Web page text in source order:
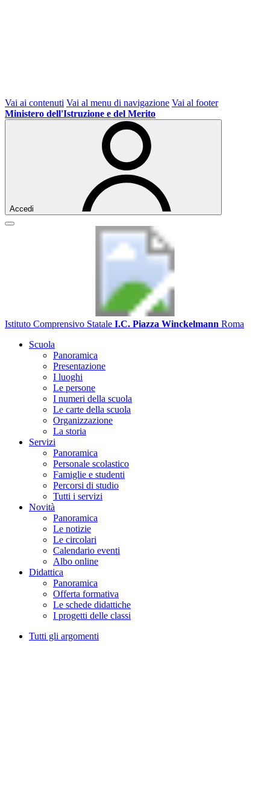
Vai ai contenuti Vai al menu di navigazione Vai al footer
Ministero dell'Istruzione e del Merito
Accedi
Istituto Comprensivo Statale I.C. Piazza Winckelmann Roma
Scuola
Panoramica
Presentazione
I luoghi
Le persone
I numeri della scuola
Le carte della scuola
Organizzazione
La storia
Servizi
Panoramica
Personale scolastico
Famiglie e studenti
Percorsi di studio
Tutti i servizi
Novità
Panoramica
Le notizie
Le circolari
Calendario eventi
Albo online
Didattica
Panoramica
Offerta formativa
Le schede didattiche
I progetti delle classi
Tutti gli argomenti